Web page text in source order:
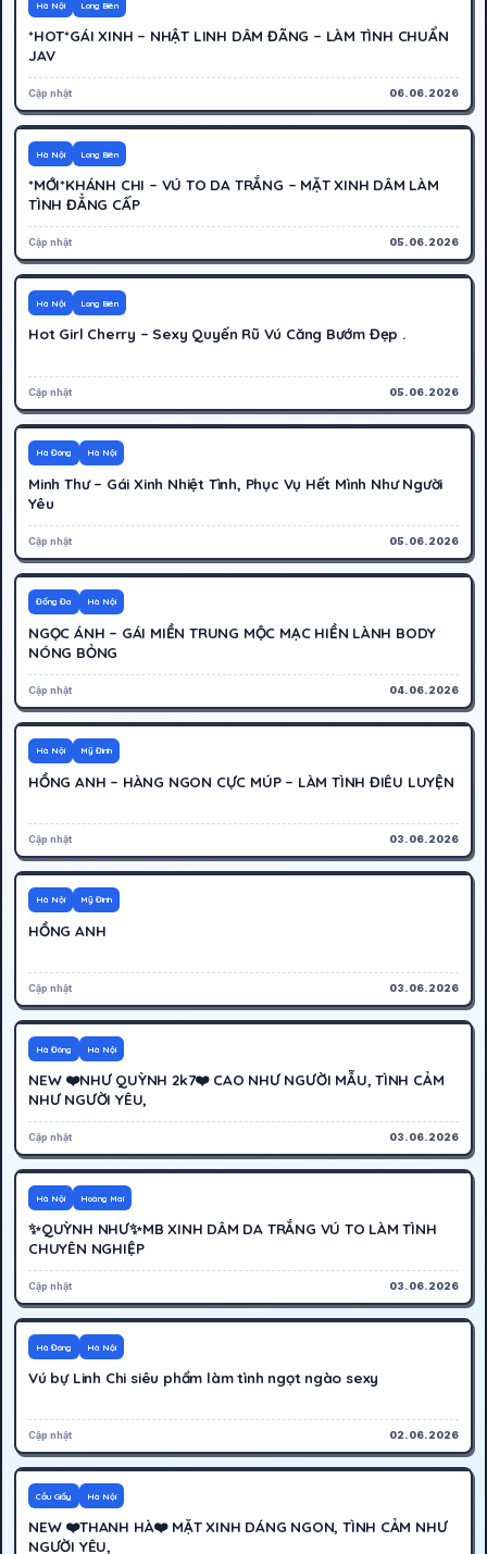
Hà Nội Long Biên
*HOT*GÁI XINH – NHẬT LINH DÂM ĐÃNG – LÀM TÌNH CHUẨN
JAV
Cập nhật 06.06.2026
Hà Nội Long Biên
*MỚI*KHÁNH CHI – VÚ TO DA TRẮNG – MẶT XINH DÂM LÀM
TÌNH ĐẲNG CẤP
Cập nhật 05.06.2026
Hà Nội Long Biên
Hot Girl Cherry – Sexy Quyến Rũ Vú Căng Bướm Đẹp .
Cập nhật 05.06.2026
400K
Hà Đông Hà Nội
Minh Thư – Gái Xinh Nhiệt Tình, Phục Vụ Hết Mình Như Người
Yêu
Cập nhật 05.06.2026
500K
Đống Đa Hà Nội
NGỌC ÁNH – GÁI MIỀN TRUNG MỘC MẠC HIỀN LÀNH BODY
NÓNG BỎNG
Cập nhật 04.06.2026
400K
Hà Nội Mỹ Đình
HỒNG ANH – HÀNG NGON CỰC MÚP – LÀM TÌNH ĐIÊU LUYỆN
Cập nhật 03.06.2026
400K
Hà Nội Mỹ Đình
HỒNG ANH
Cập nhật 03.06.2026
500K
Hà Đông Hà Nội
NEW ❤️NHƯ QUỲNH 2k7❤️ CAO NHƯ NGƯỜI MẪU, TÌNH CẢM
NHƯ NGƯỜI YÊU,
Cập nhật 03.06.2026
Hà Nội Hoàng Mai
✨QUỲNH NHƯ✨MB XINH DÂM DA TRẮNG VÚ TO LÀM TÌNH
CHUYÊN NGHIỆP
Cập nhật 03.06.2026
500K
Hà Đông Hà Nội
Vú bự Linh Chi siêu phẩm làm tình ngọt ngào sexy
Cập nhật 02.06.2026
500K
Cầu Giấy Hà Nội
NEW ❤️THANH HÀ❤️ MẶT XINH DÁNG NGON, TÌNH CẢM NHƯ
NGƯỜI YÊU,